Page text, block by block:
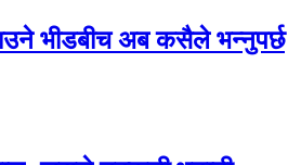
भीडबीच अब कसैले भन्नुपर्छ